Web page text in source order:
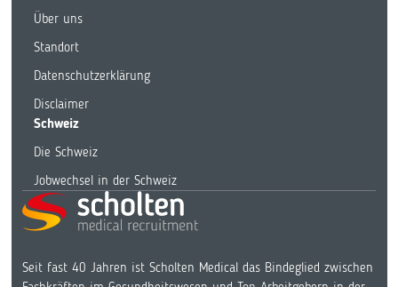
Über uns
Standort
Datenschutzerklärung
Disclaimer
Schweiz
Die Schweiz
Jobwechsel in der Schweiz
Seit fast 40 Jahren ist Scholten Medical das Bindeglied zwischen